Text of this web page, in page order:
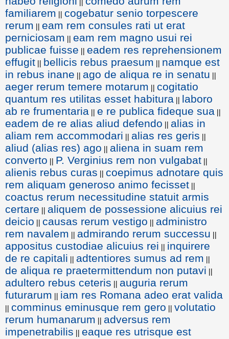
||
familiarem || cogebatur senio torpescere
rerum || eam rem consules rati ut erat
perniciosam || eam rem magno usui rei
publicae fuisse || eadem res reprehensionem
effugit || bellicis rebus praesum || namque est
in rebus inane || ago de aliqua re in senatu ||
aeger rerum temere motarum || cogitatio
quantum res utilitas esset habitura || laboro
ab re frumentaria || e re publica fideque sua ||
eadem de re alias aliud defendo || alias in
aliam rem accommodari || alias res geris ||
aliud (alias res) ago || aliena in suam rem
converto || P. Verginius rem non vulgabat ||
alienis rebus curas || coepimus adnotare quis
rem aliquam generoso animo fecisset ||
coactus rerum necessitudine statuit armis
certare || aliquem de possessione alicuius rei
deicio || causas rerum vestigo || administro
rem navalem || admirando rerum successu ||
appositus custodiae alicuius rei || inquirere
de re capitali || adtentiores sumus ad rem ||
de aliqua re praetermittendum non putavi ||
adultero rebus ceteris || auguria rerum
futurarum || iam res Romana adeo erat valida
|| comminus eminusque rem gero || volutatio
rerum humanarum || adversus rem
impenetrabilis || eaque res utrisque est